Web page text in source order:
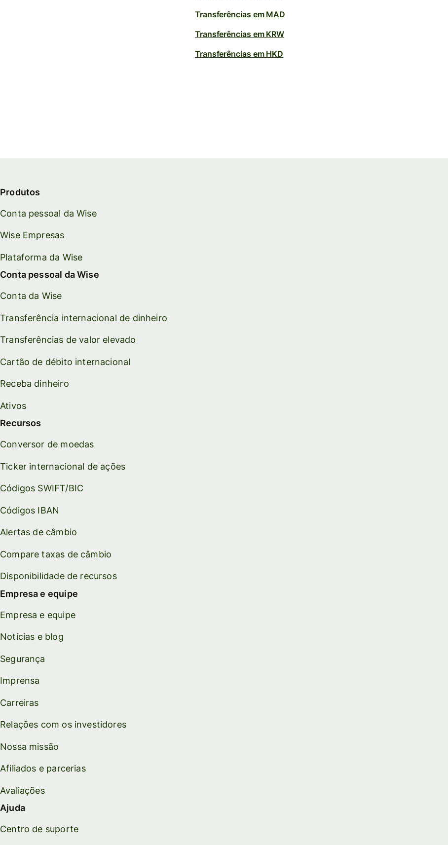
Transferências em MAD
Transferências em KRW
Transferências em HKD
Produtos
Conta pessoal da Wise
Wise Empresas
Plataforma da Wise
Conta pessoal da Wise
Conta da Wise
Transferência internacional de dinheiro
Transferências de valor elevado
Cartão de débito internacional
Receba dinheiro
Ativos
Recursos
Conversor de moedas
Ticker internacional de ações
Códigos SWIFT/BIC
Códigos IBAN
Alertas de câmbio
Compare taxas de câmbio
Disponibilidade de recursos
Empresa e equipe
Empresa e equipe
Notícias e blog
Segurança
Imprensa
Carreiras
Relações com os investidores
Nossa missão
Afiliados e parcerias
Avaliações
Ajuda
Centro de suporte